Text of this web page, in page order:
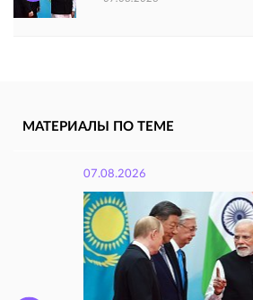
МАТЕРИАЛЫ ПО ТЕМЕ
07.08.2026